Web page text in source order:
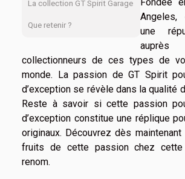
La collection GT Spirit Garage
Que retenir ?
une
collectionneurs de ces types de
monde. La passion de GT Spirit
d’exception se révèle dans la qualité
Reste à savoir si cette passion
d’exception constitue une réplique
originaux. Découvrez dès
fruits de cette passion chez
renom.